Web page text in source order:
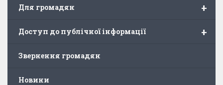
+
Для громадян
+
Доступ до публічної інформації
Звернення громадян
Новини